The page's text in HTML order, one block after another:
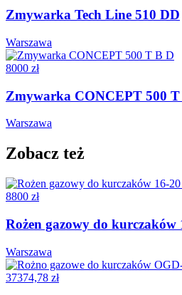
Zmywarka Tech Line 510 DD
Warszawa
8000 zł
Zmywarka CONCEPT 500 T
Warszawa
Zobacz też
8800 zł
Rożen gazowy do kurczaków
Warszawa
37374,78 zł